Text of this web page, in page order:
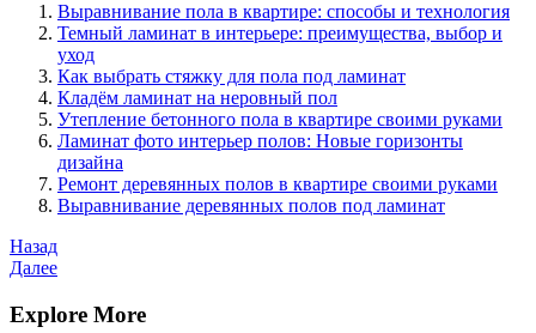
Выравнивание пола в квартире: способы и технология
Темный ламинат в интерьере: преимущества, выбор и
уход
Как выбрать стяжку для пола под ламинат
Кладём ламинат на неровный пол
Утепление бетонного пола в квартире своими руками
Ламинат фото интерьер полов: Новые горизонты
дизайна
Ремонт деревянных полов в квартире своими руками
Выравнивание деревянных полов под ламинат
Навигация
по
записям
Предыдущая
запись
Назад
Следующая
Далее
Explore More